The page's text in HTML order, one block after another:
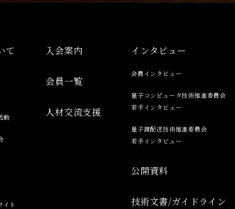
て
動
イト
入会案内
会員一覧
人材交流支援
インタビュー
会員インタビュー
量子コンピュータ技術推進委員会
若手インタビュー
量子鍵配送技術推進委員会
若手インタビュー
公開資料
技術文書/ガイドライン